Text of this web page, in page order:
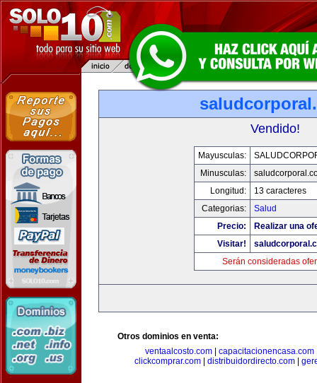
Vendido!
Mayusculas:
Minusculas:
Longitud:
13 caracteres
Categorias:
Salud
Precio:
Realizar una
Visitar!
Serán consideradas
Otros dominios en venta:
ventaalcosto.com
capacitacionencasa.com
clickcomprar.com| distribuidordirecto.com|